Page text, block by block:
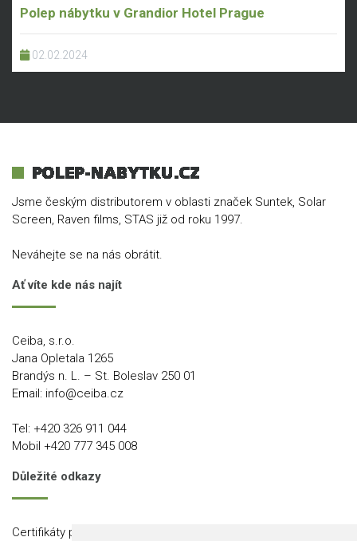
Polep nábytku v Grandior Hotel Prague
02.02.2024
Jsme českým distributorem v oblasti značek Suntek, Solar
Screen, Raven films, STAS již od roku 1997.
Neváhejte se na nás obrátit.
Ať víte kde nás najít
Ceiba, s.r.o.
Jana Opletala 1265
Brandýs n. L. – St. Boleslav 250 01
Email: info@ceiba.cz
Tel: +420 326 911 044
Mobil +420 777 345 008
Důležité odkazy
Certifikáty produktů